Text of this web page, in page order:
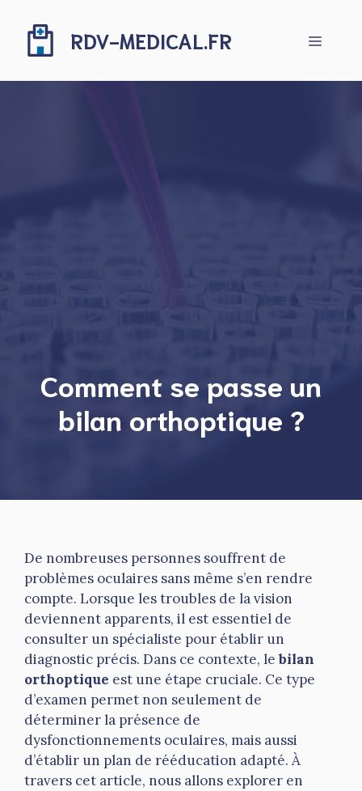
contenu
RDV-MEDICAL.FR Menu
Comment se passe un
bilan orthoptique ?
De nombreuses personnes souffrent de
problèmes oculaires sans même s’en rendre
compte. Lorsque les troubles de la vision
deviennent apparents, il est essentiel de
consulter un spécialiste pour établir un
diagnostic précis. Dans ce contexte, lebilan
orthoptique est une étape cruciale. Ce type
d’examen permet non seulement de
déterminer la présence de
dysfonctionnements oculaires, mais aussi
d’établir un plan de rééducation adapté. À
travers cet article, nous allons explorer en